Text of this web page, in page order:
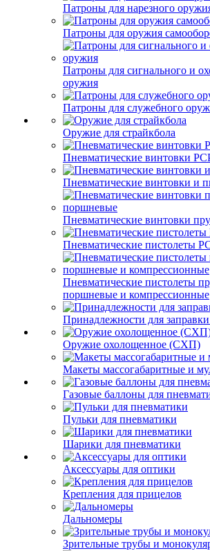
Патроны для нарезного
Патроны для оружия
Патроны для сигнального и
оружия
Патроны для служебного
Оружие для страйкбола
Пневматические винтовки
Пневматические винтовки и
Пневматические винтовки
Пневматические пистолеты
Пневматические пистолеты
поршневые и компрессионные
Принадлежности для
Оружие охолощенное (СХП)
Макеты массогабаритные и
Газовые баллоны для
Пульки для пневматики
Шарики для пневматики
Аксессуары для оптики
Крепления для прицелов
Дальномеры
Зрительные трубы и